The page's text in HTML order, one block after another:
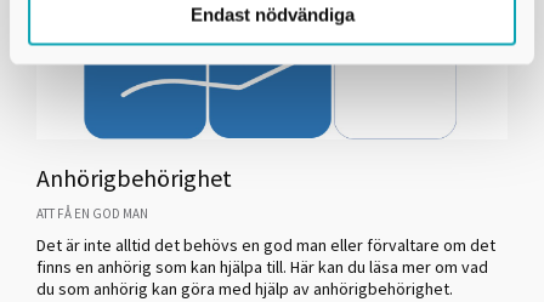
Endast nödvändiga
Anhörigbehörighet
ATT FÅ EN GOD MAN
Det är inte alltid det behövs en god man eller förvaltare om det
finns en anhörig som kan hjälpa till. Här kan du läsa mer om vad
du som anhörig kan göra med hjälp av anhörigbehörighet.